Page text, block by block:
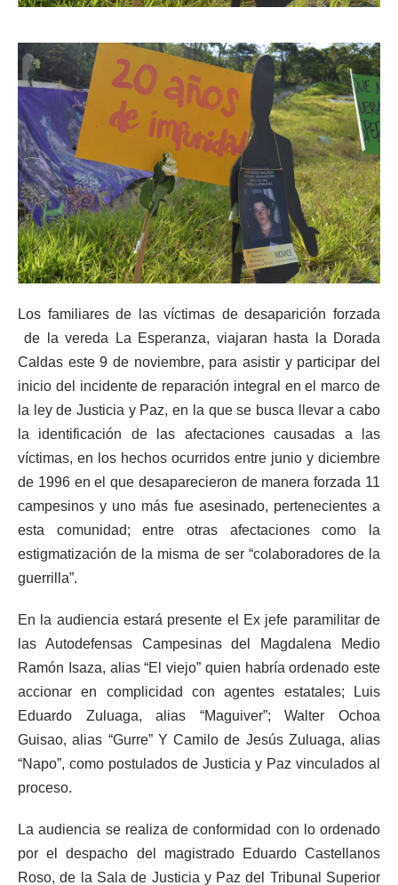
Los familiares de las víctimas de desaparición forzada
de la vereda La Esperanza, viajaran hasta la Dorada
Caldas este 9 de noviembre, para asistir y participar del
inicio del incidente de reparación integral en el marco de
la ley de Justicia y Paz, en la que se busca llevar a cabo
la identificación de las afectaciones causadas a las
víctimas, en los hechos ocurridos entre junio y diciembre
de 1996 en el que desaparecieron de manera forzada 11
campesinos y uno más fue asesinado, pertenecientes a
esta comunidad; entre otras afectaciones como la
estigmatización de la misma de ser “colaboradores de la
guerrilla”.
En la audiencia estará presente el Ex jefe paramilitar de
las Autodefensas Campesinas del Magdalena Medio
Ramón Isaza, alias “El viejo” quien habría ordenado este
accionar en complicidad con agentes estatales; Luis
Eduardo Zuluaga, alias “Maguiver”; Walter Ochoa
Guisao, alias “Gurre” Y Camilo de Jesús Zuluaga, alias
“Napo”, como postulados de Justicia y Paz vinculados al
proceso.
La audiencia se realiza de conformidad con lo ordenado
por el despacho del magistrado Eduardo Castellanos
Roso, de la Sala de Justicia y Paz del Tribunal Superior